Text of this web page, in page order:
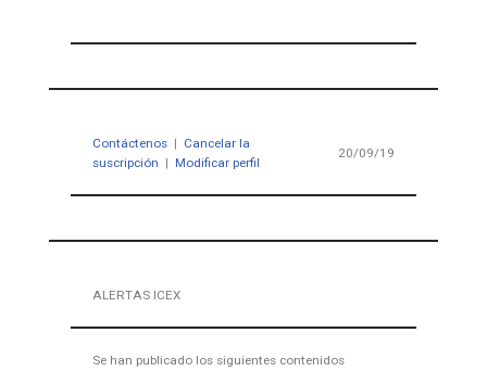
Contáctenos | Cancelar la
suscripción | Modificar perfil
20/09/19
ALERTAS ICEX
Se han publicado los siguientes contenidos